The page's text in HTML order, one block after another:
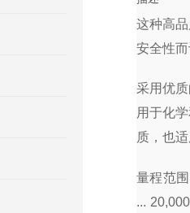
这种高
安全性
采用优
用于化
质，也
量程范
...